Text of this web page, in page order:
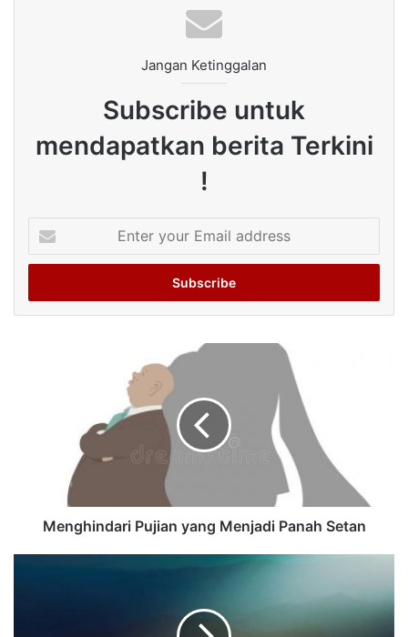
Jangan Ketinggalan
Subscribe untuk
mendapatkan berita Terkini
!
your
Email
Menghindari Pujian yang Menjadi Panah Setan